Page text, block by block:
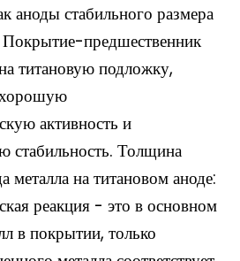
аноды стабильного размера
предшественник
титановую подложку,
активность и
стабильность. Толщина
металла на титановом аноде:
реакция - это в основном
в покрытии, только